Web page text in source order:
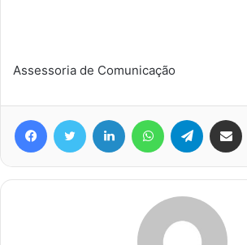
Assessoria de Comunicação
FacebookTwitter Linkedin WhatsAppTelegram